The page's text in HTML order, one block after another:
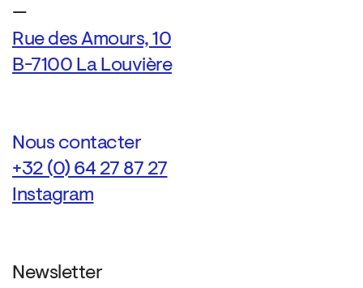
—
Rue des Amours, 10
B-7100 La Louvière
Nous contacter
+32 (0) 64 27 87 27
Instagram
Newsletter